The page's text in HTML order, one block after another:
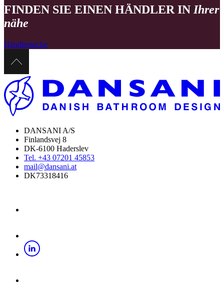
FINDEN SIE EINEN HÄNDLER IN Ihrer
nähe
Händlersuche
DANSANI A/S
Finlandsvej 8
DK-6100 Haderslev
Tel. +43 07201 45853
mail@dansani.at
DK73318416